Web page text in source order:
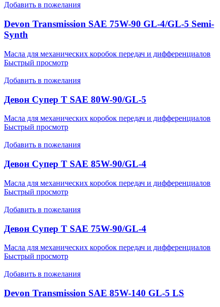
Добавить в пожелания
Devon Transmission SAE 75W-90 GL-4/GL-5 Semi-
Synth
Масла для механических коробок передач и дифференциалов
Быстрый просмотр
Добавить в пожелания
Девон Супер Т SAE 80W-90/GL-5
Масла для механических коробок передач и дифференциалов
Быстрый просмотр
Добавить в пожелания
Девон Супер Т SAE 85W-90/GL-4
Масла для механических коробок передач и дифференциалов
Быстрый просмотр
Добавить в пожелания
Девон Супер Т SAE 75W-90/GL-4
Масла для механических коробок передач и дифференциалов
Быстрый просмотр
Добавить в пожелания
Devon Transmission SAE 85W-140 GL-5 LS